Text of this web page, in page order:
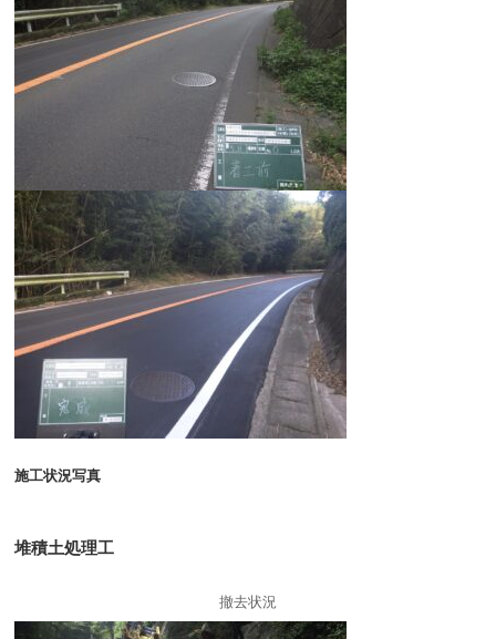
施工状況写真
堆積土処理工
撤去状況